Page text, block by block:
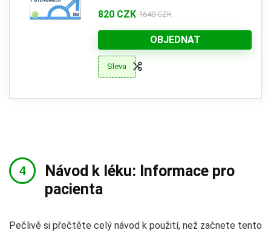
820 CZK 1640 CZK
OBJEDNAT
Sleva
Návod k léku: Informace pro
pacienta
Pečlivě si přečtěte celý návod k použití, než začnete tento